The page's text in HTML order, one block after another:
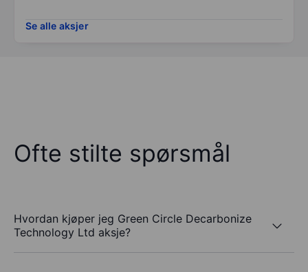
Se alle aksjer
Ofte stilte spørsmål
Hvordan kjøper jeg Green Circle Decarbonize
Technology Ltd aksje?